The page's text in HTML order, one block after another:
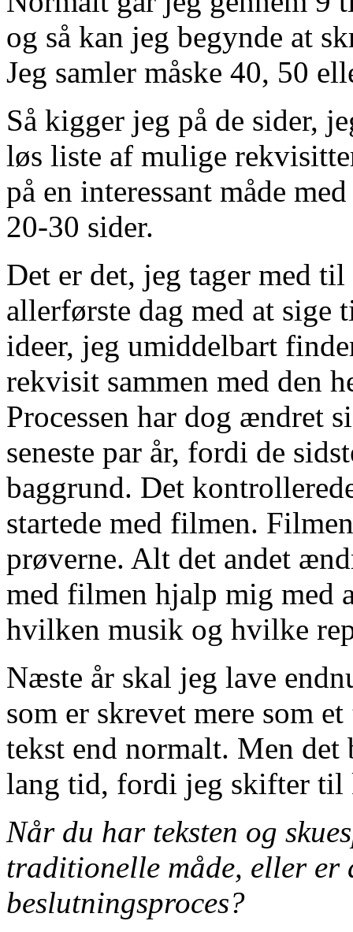
og så kan jeg begynde at
Jeg samler måske 40, 50
Så kigger jeg på de sider,
løs liste af mulige
på en interessant måde
20-30 sider.
Det er det, jeg tager med
allerførste dag med at sige
ideer, jeg umiddelbart
rekvisit sammen med den
Processen har dog ændret
seneste par år, fordi de
baggrund. Det
startede med filmen.
prøverne. Alt det andet
med filmen hjalp mig med
hvilken musik og hvilke
Næste år skal jeg lave
som er skrevet mere som
tekst end normalt. Men
lang tid, fordi jeg skifter til
Når du har teksten og
traditionelle måde, eller er
beslutningsproces?